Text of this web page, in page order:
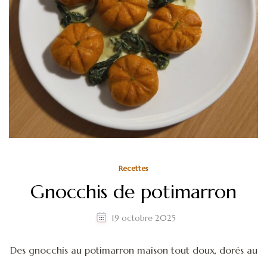
Recettes
Gnocchis de potimarron
19 octobre 2025
Des gnocchis au potimarron maison tout doux, dorés au